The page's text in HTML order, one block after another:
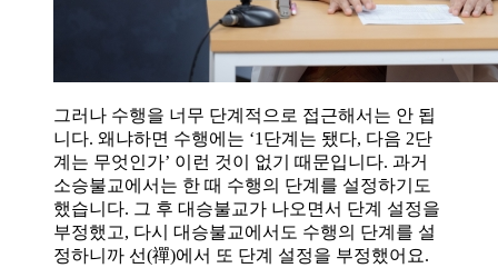
그러나 수행을 너무 단계적으로 접근해서는 안 됩
니다. 왜냐하면 수행에는 ‘1단계는 됐다, 다음 2단
계는 무엇인가’ 이런 것이 없기 때문입니다. 과거
소승불교에서는 한 때 수행의 단계를 설정하기도
했습니다. 그 후 대승불교가 나오면서 단계 설정을
부정했고, 다시 대승불교에서도 수행의 단계를 설
정하니까 선(禪)에서 또 단계 설정을 부정했어요.